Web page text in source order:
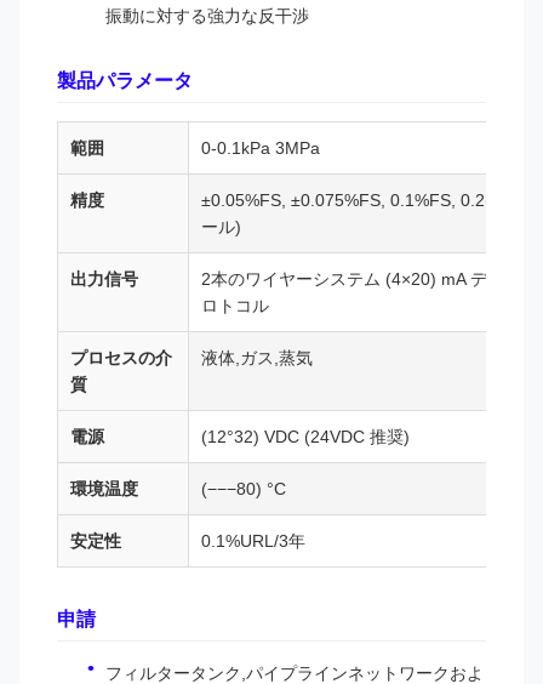
振動に対する強力な反干渉
製品パラメータ
範囲 0-0.1kPa 3MPa
精度
±0.05%FS, ±0.075%FS, 0.1%FS,
ール)
出力信号
2本のワイヤーシステム (4×20) mA デジタ
ロトコル
プロセスの介
質
液体,ガス,蒸気
電源 (12°32) VDC (24VDC 推奨)
環境温度 (−−−80) °C
安定性 0.1%URL/3年
申請
フィルタータンク,パイプラインネットワークおよ